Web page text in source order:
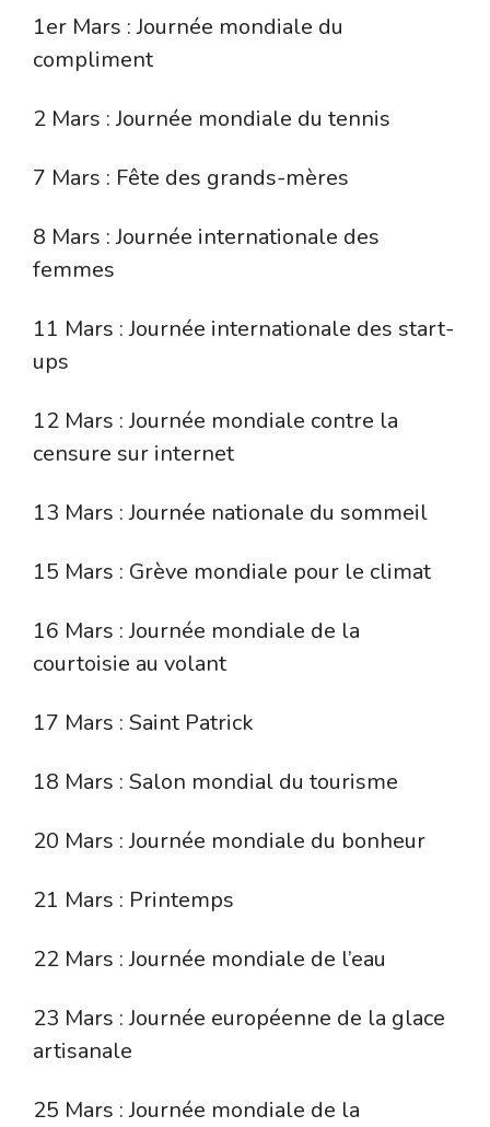
1er Mars : Journée mondiale du
compliment
2 Mars : Journée mondiale du tennis
7 Mars : Fête des grands-mères
8 Mars : Journée internationale des
femmes
11 Mars : Journée internationale des start-
ups
12 Mars : Journée mondiale contre la
censure sur internet
13 Mars : Journée nationale du sommeil
15 Mars : Grève mondiale pour le climat
16 Mars : Journée mondiale de la
courtoisie au volant
17 Mars : Saint Patrick
18 Mars : Salon mondial du tourisme
20 Mars : Journée mondiale du bonheur
21 Mars : Printemps
22 Mars : Journée mondiale de l’eau
23 Mars : Journée européenne de la glace
artisanale
25 Mars : Journée mondiale de la